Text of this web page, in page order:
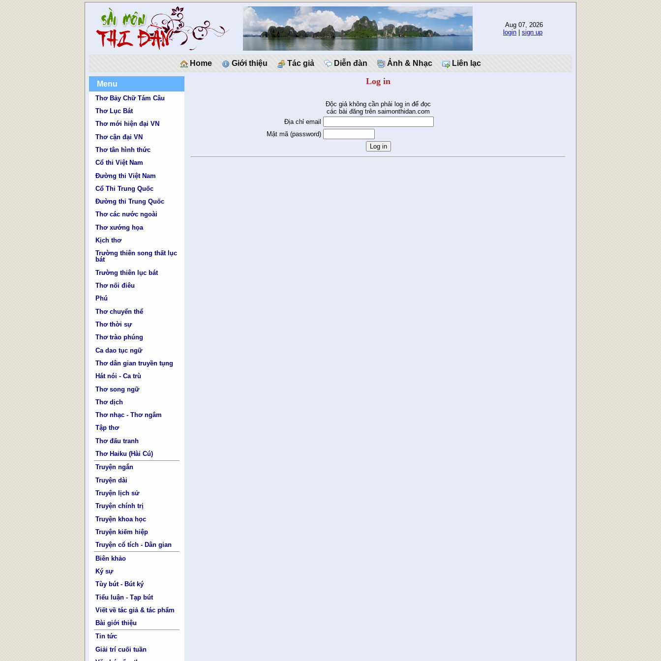
Aug 07, 2026
login
sign up
Home Giới thiệu Tác giả Diễn đàn Ảnh & Nhạc Liên lạc
Menu
Thơ Bảy Chữ Tám Câu
Thơ Lục Bát
Thơ mới hiện đại VN
Thơ cận đại VN
Thơ tân hình thức
Cổ thi Việt Nam
Đường thi Việt Nam
Cổ Thi Trung Quốc
Đường thi Trung Quốc
Thơ các nước ngoài
Thơ xướng họa
Kịch thơ
Trường thiên song thất lục
bát
Trường thiên lục bát
Thơ nối điêu
Phú
Thơ chuyển thể
Thơ thời sự
Thơ trào phúng
Ca dao tục ngữ
Thơ dân gian truyền tụng
Hát nói - Ca trù
Thơ song ngữ
Thơ dịch
Thơ nhạc - Thơ ngâm
Tập thơ
Thơ đấu tranh
Thơ Haiku (Hài Cú)
Truyện ngắn
Truyện dài
Truyện lịch sử
Truyện chính trị
Truyện khoa học
Truyện kiếm hiệp
Truyện cổ tích - Dân gian
Biên khảo
Ký sự
Tùy bút - Bút ký
Tiểu luận - Tạp bút
Viết về tác giả & tác phẩm
Bài giới thiệu
Tin tức
Giải trí cuối tuần
Log in
Độc giả không cần phải log in để đọc
các bài đăng trên saimonthidan.com
Địa chỉ email
Mật mã (password)